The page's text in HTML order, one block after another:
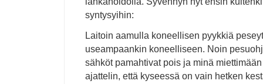
syntysyihin:
Laitoin aamulla koneellisen pyykkiä
useampaankin koneelliseen. Noin
sähköt pamahtivat pois ja minä
ajattelin, että kyseessä on vain hetken